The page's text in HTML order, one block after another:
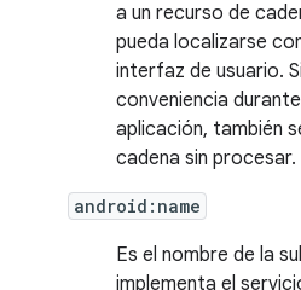
a un recurso de
pueda localizarse
interfaz de usuario.
conveniencia
aplicación, también
cadena sin procesar.
android:name
Es el nombre de la
implementa el